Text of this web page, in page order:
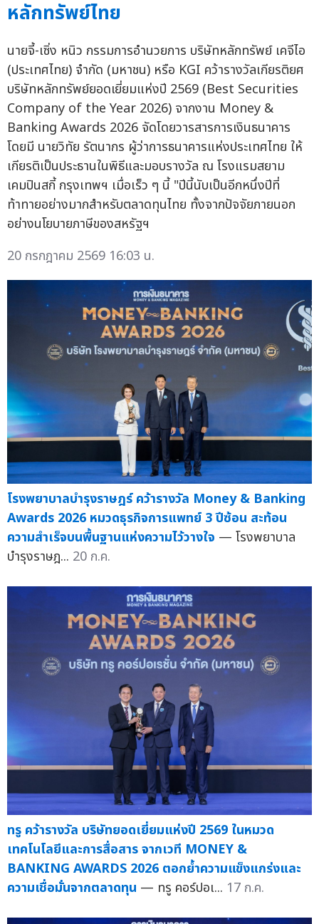
หลักทรัพย์ไทย
นายจี้-เซิ่ง หนิว กรรมการอำนวยการ บริษัทหลักทรัพย์ เคจีไอ
(ประเทศไทย) จำกัด (มหาชน) หรือ KGI คว้ารางวัลเกียรติยศ
บริษัทหลักทรัพย์ยอดเยี่ยมแห่งปี 2569 (Best Securities
Company of the Year 2026) จากงาน Money &
Banking Awards 2026 จัดโดยวารสารการเงินธนาคาร
โดยมี นายวิทัย รัตนากร ผู้ว่าการธนาคารแห่งประเทศไทย ให้
เกียรติเป็นประธานในพิธีและมอบรางวัล ณ โรงแรมสยาม
เคมปินสกี้ กรุงเทพฯ เมื่อเร็ว ๆ นี้ "ปีนี้นับเป็นอีกหนึ่งปีที่
ท้าทายอย่างมากสำหรับตลาดทุนไทย ทั้งจากปัจจัยภายนอก
อย่างนโยบายภาษีของสหรัฐฯ
20 กรกฎาคม 2569 16:03 น.
โรงพยาบาลบำรุงราษฎร์ คว้ารางวัล Money & Banking
Awards 2026 หมวดธุรกิจการแพทย์ 3 ปีซ้อน สะท้อน
ความสำเร็จบนพื้นฐานแห่งความไว้วางใจ — โรงพยาบาล
บำรุงราษฎ... 20 ก.ค.
ทรู คว้ารางวัล บริษัทยอดเยี่ยมแห่งปี 2569 ในหมวด
เทคโนโลยีและการสื่อสาร จากเวที MONEY &
BANKING AWARDS 2026 ตอกย้ำความแข็งแกร่งและ
ความเชื่อมั่นจากตลาดทุน — ทรู คอร์ปอเ... 17 ก.ค.